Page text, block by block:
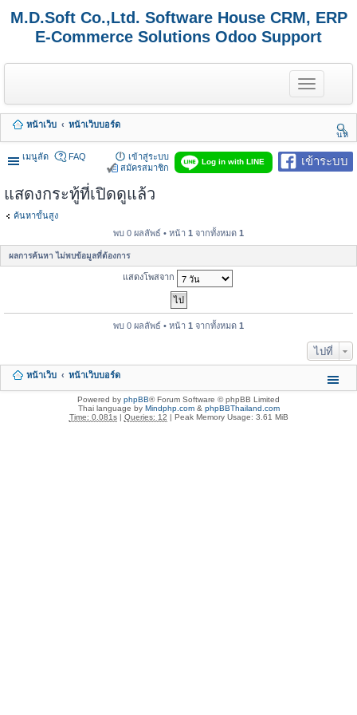
M.D.Soft Co.,Ltd. Software House CRM, ERP
E-Commerce Solutions Odoo Support
T
o
g
e
n
a
n
หน้าเว็บ
หน้าเว็บบอร์ด
นห
า
เมนูลัด
เข้าระบบ
Log in with LINE
FAQ
เข้าสู่ระบบ
สมัครสมาชิก
แสดงกระทู้ที่เปิดดูแล้ว
ค้นหาขั้นสูง
พบ 0 ผลลัพธ์ • หน้า 1 จากทั้งหมด 1
ผลการค้นหา ไม่พบข้อมูลที่ต้องการ
แสดงโพสจาก
พบ 0 ผลลัพธ์ • หน้า 1 จากทั้งหมด 1
ไปที่
หน้าเว็บ หน้าเว็บบอร์ด
Powered by phpBB® Forum Software © phpBB Limited
Thai language by Mindphp.com& phpBBThailand.com
Time: 0.081s| Queries: 12 | Peak Memory Usage: 3.61 MiB